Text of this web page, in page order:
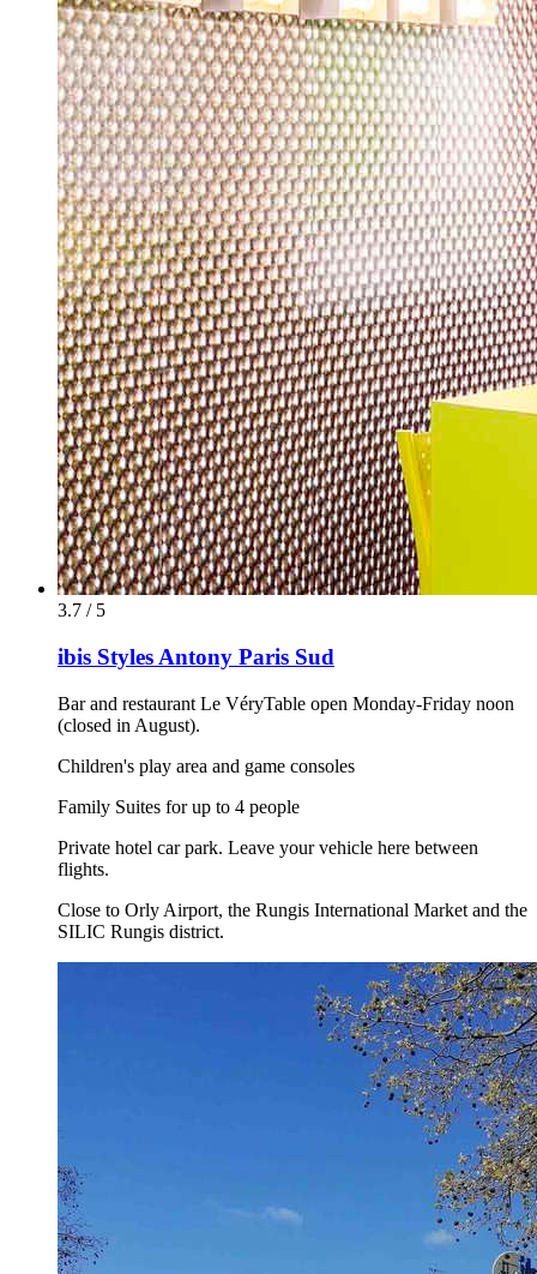
3.7 / 5
ibis Styles Antony Paris Sud
Bar and restaurant Le VéryTable open Monday-Friday noon
(closed in August).
Children's play area and game consoles
Family Suites for up to 4 people
Private hotel car park. Leave your vehicle here between
flights.
Close to Orly Airport, the Rungis International Market and the
SILIC Rungis district.